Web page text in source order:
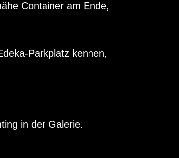
Container am Ende,
Parkplatz kennen,
in der Galerie.